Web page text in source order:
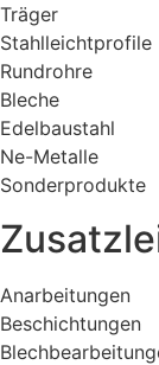
Träger
Stahlleichtprofile
Rundrohre
Bleche
Edelbaustahl
Ne-Metalle
Sonderprodukte
Anarbeitungen
Beschichtungen